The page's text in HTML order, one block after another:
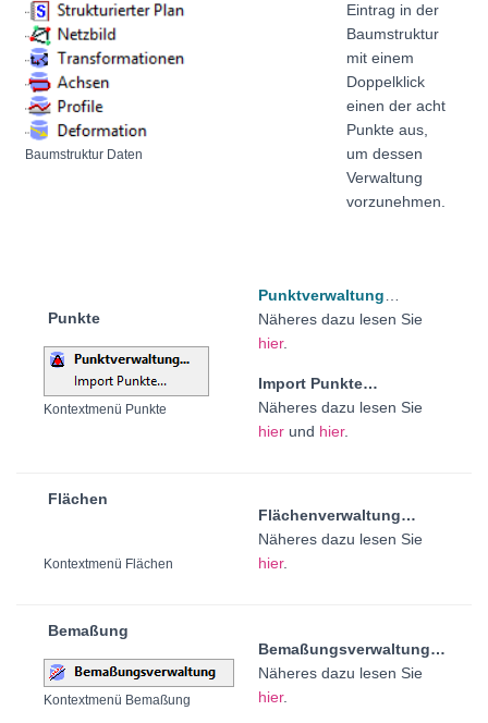
Baumstruktur Daten
Eintrag in der
Baumstruktur
mit einem
Doppelklick
einen der acht
Punkte aus,
um dessen
Verwaltung
vorzunehmen.
Punkte
Kontextmenü Punkte
Punktverwaltung
Näheres dazu lesen Sie
hier.
Import Punkte…
Näheres dazu lesen Sie
hier und hier.
Flächen
Kontextmenü Flächen
Flächenverwaltung…
Näheres dazu lesen Sie
hier.
Bemaßung
Kontextmenü Bemaßung
Bemaßungsverwaltung…
Näheres dazu lesen Sie
hier.